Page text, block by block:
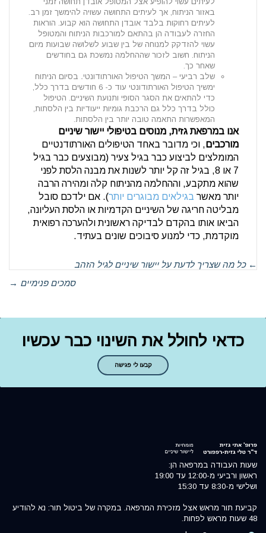
באזור הניתוח, אך לעיתים התחושה עשויה להימשך זמן רב.
לעיתים רחוקות בלבד אובדן התחושה הוא קבוע. הוראות
החזרה לעבודה הן בהתאם למורכבות הניתוח והמטופל
עשוי להזדקק למנוחה של בין שבוע לשלושה שבועות מיום
הניתוח. חשוב לזכור שההחלמה נמשכת גם בחודשים
שאחר כך.
שלב רביעי – המשך הטיפול האורתודונטי. בסיום הניתוח
ימשיך הטיפול האורתודונטי עוד כ- 6 חודשים בדרך כלל,
כדי להתאים את הסגר הסופי ותנועת השיניים. הטיפול
כולל בדרך כלל גם הרכבת גומיות ייעודיות בין הלסתות,
המאפשרות התאמה טובה יותר בין הלסתות.
אנו במרפאת גזית, מנוסים בטיפולי יישור שיניים
מורכבים, וכי מדובר באחד הטיפולים האורתודנטיים
המומלצים לביצוע כבר בגיל צעיר (מבוצעים כבר בגיל
7 או 8, בגיל זה קל יותר לשנות את מבנה הלסת לפני
שהוא מתקבע, וההחלמה מהניתוח קלה ומהירה הרבה
יותר מאשר בגילאים מבוגרים יותר). אם ילדכם סובל
מבליטה חריגה של השיניים הקדמיות או הלסת העליונה,
הביאו אותו בהקדם לבדיקה ראשונית ולהערכה רפואית
מוקדמת, כדי למנוע סיבוכים שונים בעתיד.
← כל מה שצריך לדעת על יישור שיניים לגיל הזהב
סמכים פנימיים →
כדאי לחולל את השינוי כבר עכשיו
קבעו לי פגישה
שעות העבודה במרפאה הן:
ראשון ורביעי מ-12:00 עד 19:00
ושלישי מ-8:30 עד 15:30
קביעת תור מראש אצל מזכירת המרפאה. במקרה של ביטול תור: נא להודיע
48 שעות מראש לפחות.